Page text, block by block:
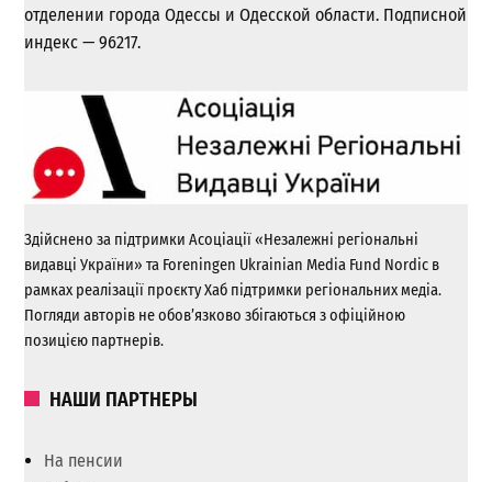
отделении города Одессы и Одесской области. Подписной
индекс — 96217.
Здійснено за підтримки Асоціації «Незалежні регіональні
видавці України» та Foreningen Ukrainian Media Fund Nordic в
рамках реалізації проєкту Хаб підтримки регіональних медіа.
Погляди авторів не обов’язково збігаються з офіційною
позицією партнерів.
НАШИ ПАРТНЕРЫ
На пенсии